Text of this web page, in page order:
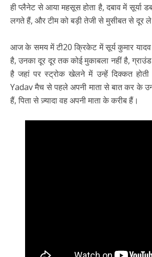
ही प्लैनेट से आया महसूस होता है, दबाव में
लगते हैं, और टीम को बड़ी तेजी से मुसीबत से दूर
आज के समय में टी20 क्रिकेट में सूर्य कुमार
है, उनका दूर दूर तक कोई मुकाबला नहीं है,
है जहां पर स्ट्रोक खेलने में उन्हें दिक्कत
Yadav मैच से पहले अपनी माता से बात कर के
हैं, पिता से ज़्यादा वह अपनी माता के करीब हैं।